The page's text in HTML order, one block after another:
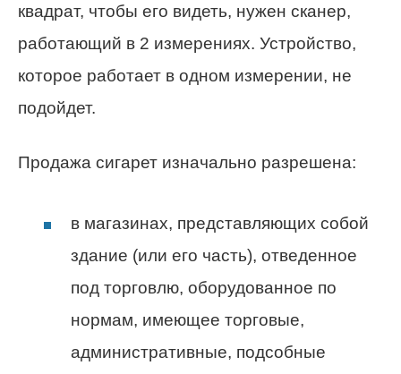
квадрат, чтобы его видеть, нужен сканер,
работающий в 2 измерениях. Устройство,
которое работает в одном измерении, не
подойдет.
Продажа сигарет изначально разрешена:
в магазинах, представляющих собой
здание (или его часть), отведенное
под торговлю, оборудованное по
нормам, имеющее торговые,
административные, подсобные